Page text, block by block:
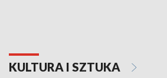
KULTURA I SZTUKA